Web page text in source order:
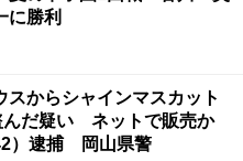
に勝利
スからシャインマスカット
んだ疑い ネットで販売か
）逮捕 岡山県警